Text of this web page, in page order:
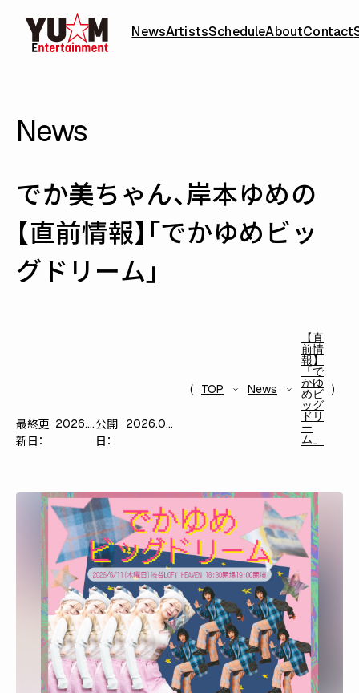
NewsArtistsScheduleAboutContact
News
でか美ちゃん、岸本ゆめの
【直前情報】「でかゆめビッ
グドリーム」
最終更
新日：
2026.06.10公開
日：
2026.06.09
TOP News
【直
前情
報】
「で
かゆ
めビ
ッグ
ドリ
ー
ム」